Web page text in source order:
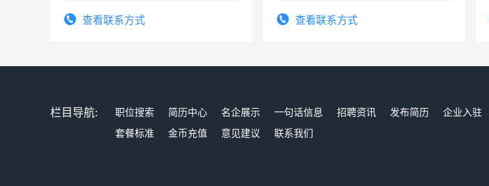
查看联系方式 查看联系方式
栏目导航: 职位搜索 简历中心 名企展示 一句话信息 招聘资讯 发布简历 企业入驻
套餐标准
金币充值 意见建议 联系我们